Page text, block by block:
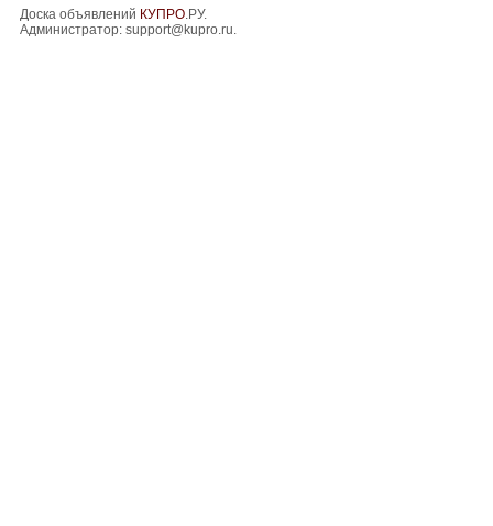
Доска объявлений КУПРО.РУ.
Администратор: support@kupro.ru.